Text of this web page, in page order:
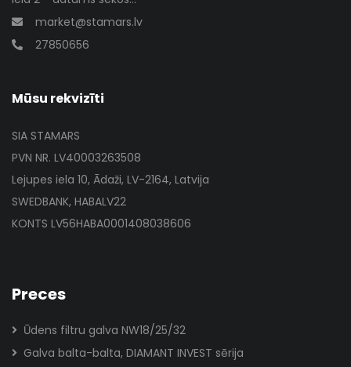
market@stamars.lv
27850656
Mūsu rekvizīti
SIA STAMARS
PVN NR. LV40003263508
Lejupes iela 10, Ādaži, LV-2164, Latvija
SWEDBANK, HABALV22
KONTS LV56HABA0001408038606
Preces
Ūdens filtru galva NW18/25/32
Galva balta-balta, DIAMANT INVEST sērija